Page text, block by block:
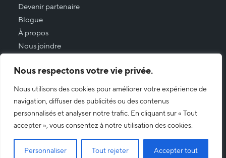
Nous respectons votre vie privée.
Nous utilisons des cookies pour améliorer votre expérience de
navigation, diffuser des publicités ou des contenus
personnalisés et analyser notre trafic. En cliquant sur « Tout
accepter », vous consentez à notre utilisation des cookies.
Personnaliser Tout rejeter Accepter tout
Devenir partenaire
Blogue
À propos
Nous joindre
Connexion Client
Abonnez-vous à notre newsletter
Français English